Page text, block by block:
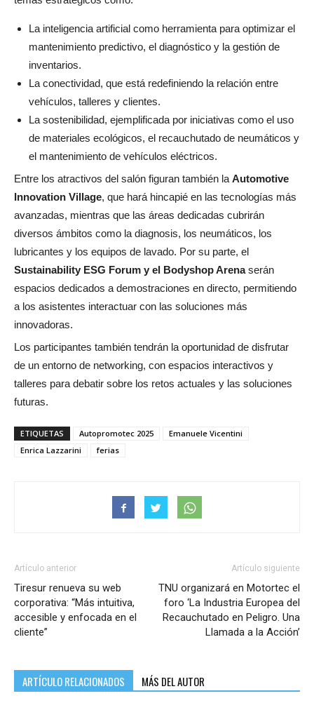
La inteligencia artificial como herramienta para optimizar el
mantenimiento predictivo, el diagnóstico y la gestión de
inventarios.
La conectividad, que está redefiniendo la relación entre
vehículos, talleres y clientes.
La sostenibilidad, ejemplificada por iniciativas como el uso
de materiales ecológicos, el recauchutado de neumáticos y
el mantenimiento de vehículos eléctricos.
Entre los atractivos del salón figuran también la Automotive
Innovation Village, que hará hincapié en las tecnologías más
avanzadas, mientras que las áreas dedicadas cubrirán
diversos ámbitos como la diagnosis, los neumáticos, los
lubricantes y los equipos de lavado. Por su parte, el
Sustainability ESG Forum y el Bodyshop Arenaserán
espacios dedicados a demostraciones en directo, permitiendo
a los asistentes interactuar con las soluciones más
innovadoras.
Los participantes también tendrán la oportunidad de disfrutar
de un entorno de networking, con espacios interactivos y
talleres para debatir sobre los retos actuales y las soluciones
futuras.
ETIQUETAS Autopromotec 2025
Emanuele Vicentini
Enrica Lazzarini
ferias
Artículo anterior
Tiresur renueva su web
corporativa: “Más intuitiva,
accesible y enfocada en el
cliente”
Artículo siguiente
TNU organizará en Motortec el
foro ‘La Industria Europea del
Recauchutado en Peligro. Una
Llamada a la Acción’
ARTÍCULO RELACIONADOS MÁS DEL AUTOR